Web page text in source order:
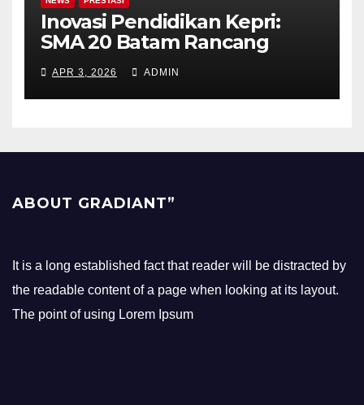
Inovasi Pendidikan Kepri:
SMA 20 Batam Rancang
Olahraga!
APR 3, 2026 ADMIN
ABOUT GRADIANT”
It is a long established fact that reader will be distracted by
the readable content of a page when looking at its layout.
The point of using Lorem Ipsum